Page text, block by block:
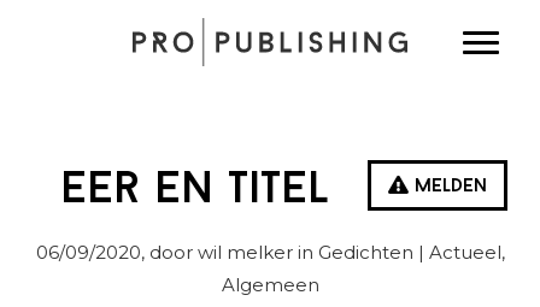
Melden
Eer en titel
06/09/2020, door wil melker in Gedichten | Actueel,
Algemeen